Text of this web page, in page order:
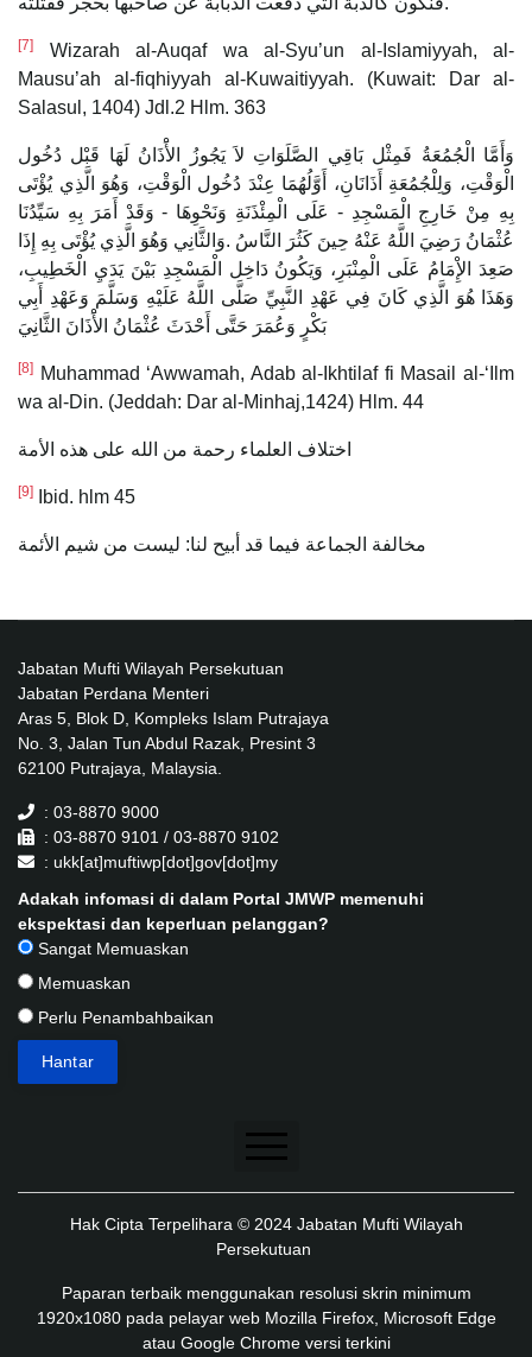
[7]
Wizarah al-Auqaf wa al-Syu’un al-Islamiyyah, al-
Mausu’ah al-fiqhiyyah al-Kuwaitiyyah. (Kuwait: Dar al-
Salasul, 1404) Jdl.2 Hlm. 363
وَأَمَّا الْجُمُعَةُ فَمِثْل بَاقِي الصَّلَوَاتِ لاَ يَجُوزُ الأَْذَانُ لَهَا قَبْل دُخُول
الْوَقْتِ، وَلِلْجُمُعَةِ أَذَانَانِ، أَوَّلُهُمَا عِنْدَ دُخُول الْوَقْتِ، وَهُوَ الَّذِي يُؤْتَى
بِهِ مِنْ خَارِجِ الْمَسْجِدِ - عَلَى الْمِئْذَنَةِ وَنَحْوِهَا - وَقَدْ أَمَرَ بِهِ سَيِّدُنَا
عُثْمَانُ رَضِيَ اللَّهُ عَنْهُ حِينَ كَثُرَ النَّاسُ .وَالثَّانِي وَهُوَ الَّذِي يُؤْتَى بِهِ إِذَا
صَعِدَ الإِْمَامُ عَلَى الْمِنْبَرِ، وَيَكُونُ دَاخِل الْمَسْجِدِ بَيْنَ يَدَيِ الْخَطِيبِ،
وَهَذَا هُوَ الَّذِي كَانَ فِي عَهْدِ النَّبِيِّ صَلَّى اللَّهُ عَلَيْهِ وَسَلَّمَ وَعَهْدِ أَبِي
بَكْرٍ وَعُمَرَ حَتَّى أَحْدَثَ عُثْمَانُ الأَْذَانَ الثَّانِيَ
[8] Muhammad ‘Awwamah, Adab al-Ikhtilaf fi Masail al-‘Ilm
wa al-Din. (Jeddah: Dar al-Minhaj,1424) Hlm. 44
اختلاف العلماء رحمة من الله على هذه الأمة
[9] Ibid. hlm 45
مخالفة الجماعة فيما قد أبيح لنا: ليست من شيم الأئمة
Jabatan Mufti Wilayah Persekutuan
Jabatan Perdana Menteri
Aras 5, Blok D, Kompleks Islam Putrajaya
No. 3, Jalan Tun Abdul Razak, Presint 3
62100 Putrajaya, Malaysia.
: 03-8870 9000
: 03-8870 9101 / 03-8870 9102
: ukk[at]muftiwp[dot]gov[dot]my
Adakah infomasi di dalam Portal JMWP memenuhi
ekspektasi dan keperluan pelanggan?
Sangat Memuaskan
Memuaskan
Perlu Penambahbaikan
Penafian
Dasar Keselamatan
Dasar Privasi Aplikasi
Hak Cipta Terpelihara © 2024 Jabatan Mufti Wilayah
Persekutuan
Paparan terbaik menggunakan resolusi skrin minimum
1920x1080 pada pelayar web Mozilla Firefox, Microsoft Edge
atau Google Chrome versi terkini